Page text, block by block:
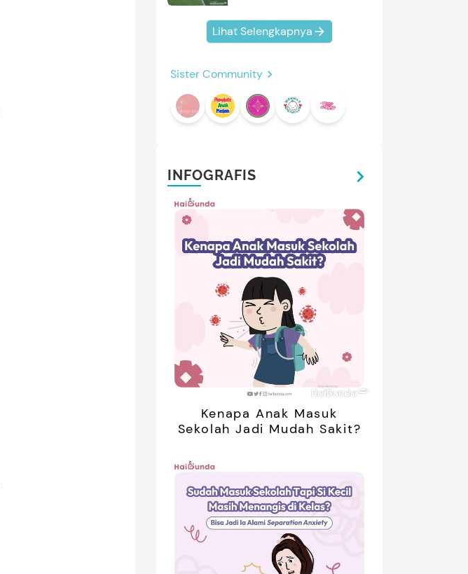
Kompak Banget!
Lihat Selengkapnya
Sister Community
INFOGRAFIS
Kenapa Anak Masuk
Sekolah Jadi Mudah Sakit?